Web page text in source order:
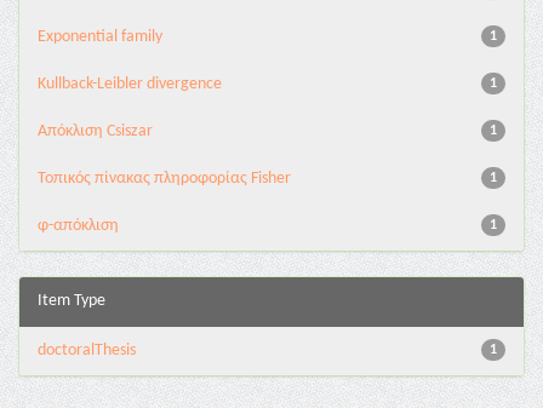
1
Exponential family
1
Kullback-Leibler divergence
1
Απόκλιση Csiszar
1
Τοπικός πίνακας πληροφορίας Fisher
1
φ-απόκλιση
Item Type
1
doctoralThesis